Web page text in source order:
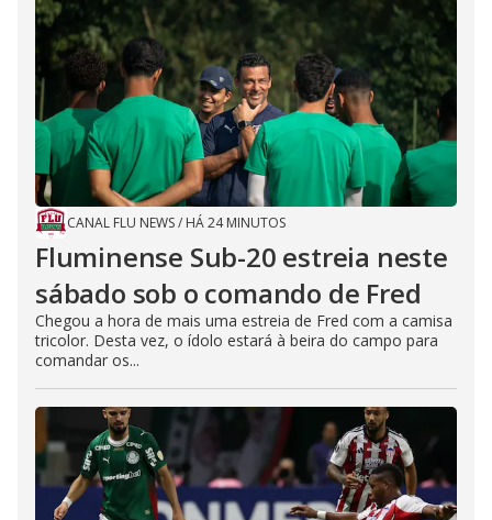
CANAL FLU NEWS/ HÁ 24 MINUTOS
Fluminense Sub-20 estreia neste
sábado sob o comando de Fred
Chegou a hora de mais uma estreia de Fred com a camisa
tricolor. Desta vez, o ídolo estará à beira do campo para
comandar os...